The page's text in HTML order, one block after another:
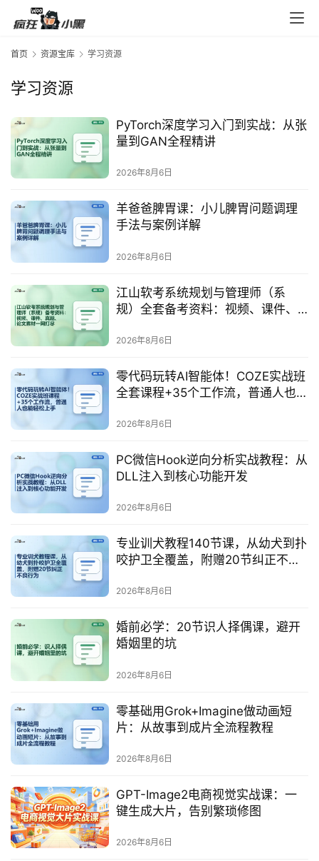
领
券
入
码
中
心
源
宝
库
首页 资源宝库 学习资源
学习资源
PyTorch深度学习入门到实战：从张
量到GAN全程精讲
2026年8月6日
羊爸爸脾胃课：小儿脾胃问题调理
手法与案例详解
2026年8月6日
江山软考系统规划与管理师（系
规）全套备考资料：视频、课件、
2026年8月6日
零代码玩转AI智能体！COZE实战班
全套课程+35个工作流，普通人也能
2026年8月6日
PC微信Hook逆向分析实战教程：从
DLL注入到核心功能开发
2026年8月6日
专业训犬教程140节课，从幼犬到扑
咬护卫全覆盖，附赠20节纠正不良
2026年8月6日
婚前必学：20节识人择偶课，避开
婚姻里的坑
2026年8月6日
零基础用Grok+Imagine做动画短
片：从故事到成片全流程教程
2026年8月6日
GPT-Image2电商视觉实战课：一
键生成大片，告别繁琐修图
2026年8月6日